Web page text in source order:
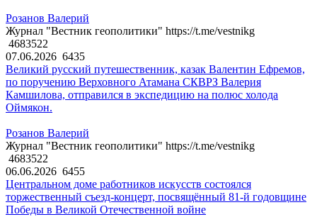
Розанов Валерий
Журнал "Вестник геополитики" https://t.me/vestnikg
4683522
07.06.2026 6435
Великий русский путешественник, казак Валентин Ефремов,
по поручению Верховного Атамана СКВРЗ Валерия
Камшилова, отправился в экспедицию на полюс холода
Оймякон.
Розанов Валерий
Журнал "Вестник геополитики" https://t.me/vestnikg
4683522
06.06.2026 6455
Центральном доме работников искусств состоялся
торжественный съезд-концерт, посвящённый 81-й годовщине
Победы в Великой Отечественной войне